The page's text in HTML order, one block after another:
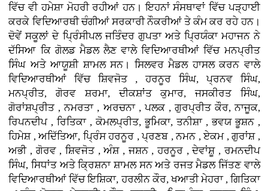
ਵਿੱਚ ਵੀ ਹਮੇਸ਼ਾ ਮੋਹਰੀ ਰਹੀਆਂ ਹਨ। ਇਹਨਾਂ ਸੰਸਥਾਵਾਂ ਵਿੱਚ ਪੜ੍ਹਾਈ
ਕਰਕੇ ਵਿਦਿਆਰਥੀ ਚੰਗੀਆਂ ਸਰਕਾਰੀ ਨੌਕਰੀਆਂ ਤੇ ਕੰਮ ਕਰ ਰਹੇ ਹਨ।
ਦੋਵੇਂ ਸਕੂਲਾਂ ਦੇ ਪ੍ਰਿੰਸੀਪਲ ਜਤਿੰਦਰ ਗੁਪਤਾ ਅਤੇ ਪ੍ਰਿਯੰਕਾ ਮਹਾਜਨ ਨੇ
ਦੱਸਿਆ ਕਿ ਗੋਲਡ ਮੈਡਲ ਲੈਣ ਵਾਲੇ ਵਿਦਿਆਰਥੀਆਂ ਵਿੱਚ ਮਨਪ੍ਰੀਤ
ਸਿੰਘ ਅਤੇ ਆਯੂਸ਼ੀ ਸ਼ਾਮਲ ਸਨ। ਸਿਲਵਰ ਮੈਡਲ ਹਾਸਲ ਕਰਨ ਵਾਲੇ
ਵਿਦਿਆਰਥੀਆਂ ਵਿੱਚ ਸ਼ਿਵਜੋਤ , ਹਰਨੂਰ ਸਿੰਘ, ਪ੍ਰਨਵ ਸਿੰਘ,
ਮਨਪ੍ਰੀਤ, ਗੋਰਵ ਸ਼ਰਮਾ, ਦੀਕਸ਼ਾਂਤ ਕੁਮਾਰ, ਜਸਕੀਰਤ ਸਿੰਘ,
ਗੋਰਾਂਸ਼ਪ੍ਰੀਤ , ਨਮਰਤਾ , ਅਰਚਨਾ , ਪਲਕ , ਗੁਰਪ੍ਰੀਤ ਕੌਰ, ਨਾਜੂਕ,
ਰਿਪਨਦੀਪ , ਰਿਤਿਕਾ , ਕੋਮਲਪ੍ਰੀਤ, ਭੂਮਿਕਾ, ਤਨੀਸ਼ਾ , ਭਵਯ ਭੂਸ਼ਨ ,
ਹਿਮੇਸ਼ , ਅਦਿੱਤਿਆ, ਪ੍ਰਿੰਸ ਹਰਨੂਰ , ਪ੍ਰਣਬ , ਨਮਨ , ਏਕਮ , ਗੁਰਾਂਸ਼ ,
ਅਭੀ , ਗੋਰਵ , ਸ਼ਿਵਜੋਤ , ਅੰਸ਼ , ਜਸ਼ਨ , ਹਰਨੂਰ , ਦੇਵਾਂਸ਼ੂ , ਰਮਨਦੀਪ
ਸਿੰਘ, ਸਿਧਾਂਤ ਅਤੇ ਕ੍ਰਿਸ਼ਨਾ ਸ਼ਾਮਲ ਸਨ ਅਤੇ ਰਜਤ ਮੈਡਲ ਜਿੱਤਣ ਵਾਲੇ
ਵਿਦਿਆਰਥੀਆਂ ਵਿੱਚ ਇਸ਼ਿਕਾ, ਹਰਲੀਨ ਕੌਰ, ਖਆਤੀ ਮੇਹਰਾ , ਗਿਤਿਕਾ